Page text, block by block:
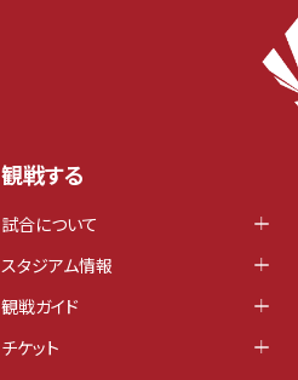
観戦する
試合について
スタジアム情報
観戦ガイド
チケット